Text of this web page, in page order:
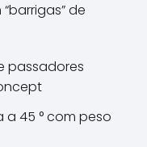
de
passadores
45 ° com peso